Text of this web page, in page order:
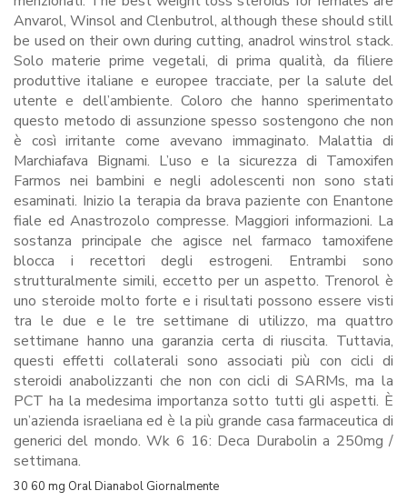
Anvarol, Winsol and Clenbutrol, although these should still
be used on their own during cutting, anadrol winstrol stack.
Solo materie prime vegetali, di prima qualità, da filiere
produttive italiane e europee tracciate, per la salute del
utente e dell’ambiente. Coloro che hanno sperimentato
questo metodo di assunzione spesso sostengono che non
è così irritante come avevano immaginato. Malattia di
Marchiafava Bignami. L’uso e la sicurezza di Tamoxifen
Farmos nei bambini e negli adolescenti non sono stati
esaminati. Inizio la terapia da brava paziente con Enantone
fiale ed Anastrozolo compresse. Maggiori informazioni. La
sostanza principale che agisce nel farmaco tamoxifene
blocca i recettori degli estrogeni. Entrambi sono
strutturalmente simili, eccetto per un aspetto. Trenorol è
uno steroide molto forte e i risultati possono essere visti
tra le due e le tre settimane di utilizzo, ma quattro
settimane hanno una garanzia certa di riuscita. Tuttavia,
questi effetti collaterali sono associati più con cicli di
steroidi anabolizzanti che non con cicli di SARMs, ma la
PCT ha la medesima importanza sotto tutti gli aspetti. È
un’azienda israeliana ed è la più grande casa farmaceutica di
generici del mondo. Wk 6 16: Deca Durabolin a 250mg /
settimana.
30 60 mg Oral Dianabol Giornalmente